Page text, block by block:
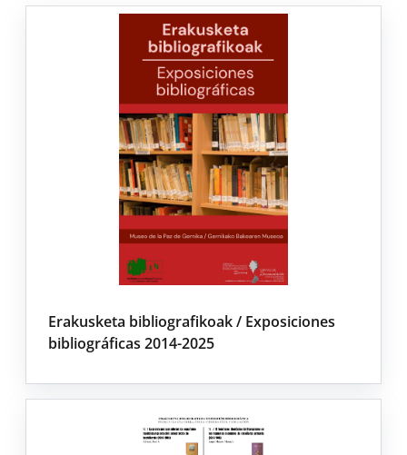
Erakusketa bibliografikoak / Exposiciones
bibliográficas 2014-2025